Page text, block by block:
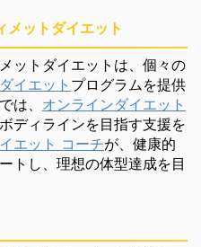
メットダイエット
ットダイエットは、個々の
イエット プログラムを提供
は、 オンラインダイエット
ディラインを目指す支援を
エット コーチが、健康的
トし、理想の体型達成を目